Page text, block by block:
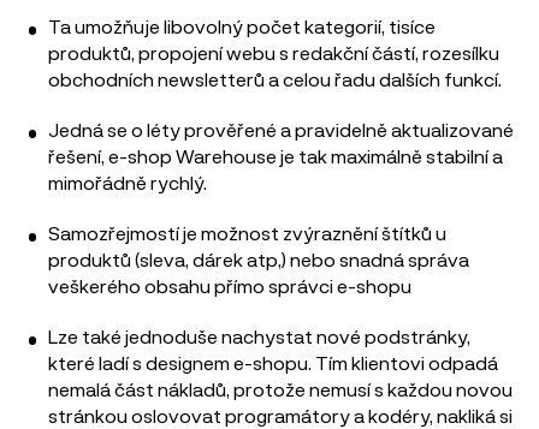
Ta umožňuje libovolný počet kategorií, tisíce
produktů, propojení webu s redakční částí, rozesílku
obchodních newsletterů a celou řadu dalších funkcí.
Jedná se o léty prověřené a pravidelně aktualizované
řešení, e-shop Warehouse je tak maximálně stabilní a
mimořádně rychlý.
Samozřejmostí je možnost zvýraznění štítků u
produktů (sleva, dárek atp,) nebo snadná správa
veškerého obsahu přímo správci e-shopu
Lze také jednoduše nachystat nové podstránky,
které ladí s designem e-shopu. Tím klientovi odpadá
nemalá část nákladů, protože nemusí s každou novou
stránkou oslovovat programátory a kodéry, nakliká si